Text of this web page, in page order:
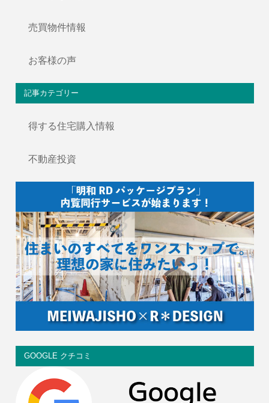
売買物件情報
お客様の声
記事カテゴリー
得する住宅購入情報
不動産投資
GOOGLE クチコミ